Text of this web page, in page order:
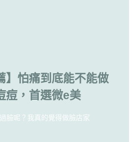
】怕痛到底能不能做
痘，首選微e美
臉呢？我真的覺得做臉店家